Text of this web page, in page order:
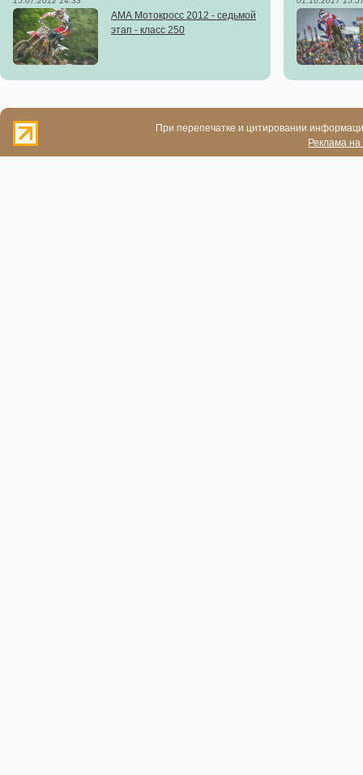
АМА Мотокросс 2012 - седьмой
этап - класс 250
При перепечатке и цитировании
Реклама на